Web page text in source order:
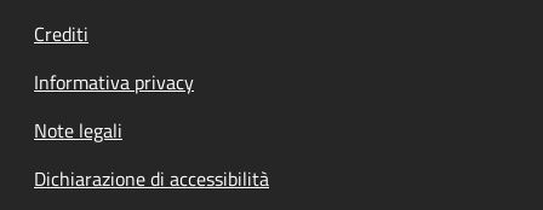
Crediti
Informativa privacy
Note legali
Dichiarazione di accessibilità